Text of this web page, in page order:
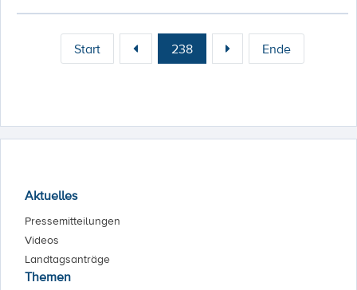
Start 238 Ende
Aktuelles
Pressemitteilungen
Videos
Landtagsanträge
Themen